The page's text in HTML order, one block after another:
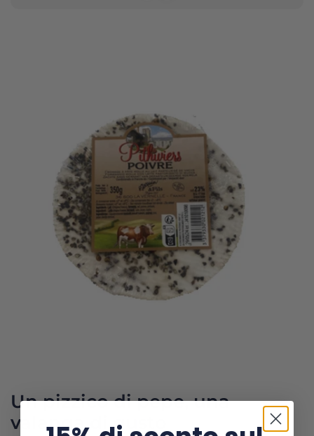
Un pizzico di pepe, una
valanga di gusto